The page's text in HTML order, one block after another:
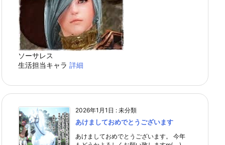
ソーサレス
生活担当キャラ 詳細
2026年1月1日 : 未分類
あけましておめでとうございます
あけましておめでとうございます。 今年